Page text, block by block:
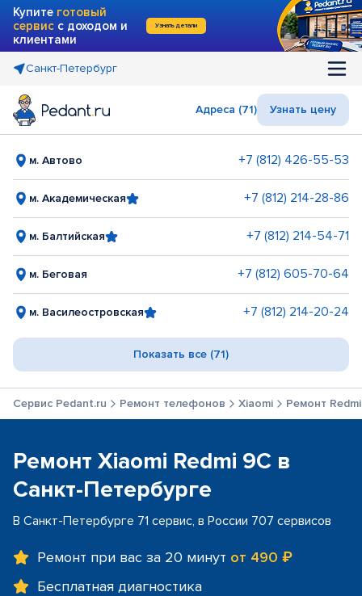
Купите готовый
сервис с доходом и
клиентами
Узнать детали
Санкт-Петербург
Адреса (71) Узнать цену
м. Автово +7 (812) 426-55-53
м. Академическая +7 (812) 214-28-86
м. Балтийская +7 (812) 214-54-71
м. Беговая +7 (812) 605-70-64
м. Василеостровская +7 (812) 214-20-24
Показать все (71)
Сервис Pedant.ru Ремонт телефонов Xiaomi Ремонт
Ремонт Xiaomi Redmi 9C в
Санкт-Петербурге
В Санкт-Петербурге 71 сервис, в России 707 сервисов
Ремонт при вас за 20 минут от 490 ₽
Бесплатная диагностика